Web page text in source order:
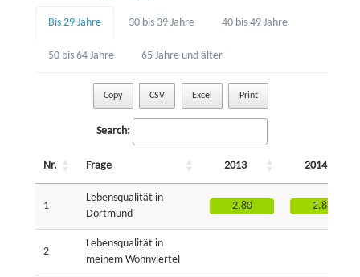
Bis 29 Jahre 30 bis 39 Jahre 40 bis 49 Jahre
50 bis 64 Jahre 65 Jahre und älter
Copy CSV Excel Print
Search:
Nr. Frage 2013 2014
1
Lebensqualität in
Dortmund
2.80 2.88
2
Lebensqualität in
meinem Wohnviertel